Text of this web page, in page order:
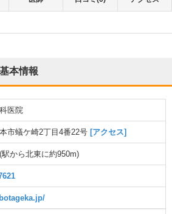
本情報
医院
市蟻ケ崎2丁目4番22号 [アクセス]
(駅から北東に約950m)